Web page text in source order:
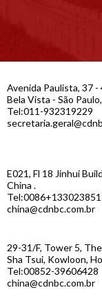
Avenida Paulista, 37 -
Bela Vista - São
Tel:011-932319229
E021, Fl 18 Jinhui
China .
china@cdnbc.com.br
29-31/F, Tower 5,
Sha Tsui, Kowloon,
Tel:00852-39606428
china@cdnbc.com.br